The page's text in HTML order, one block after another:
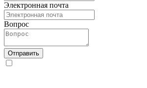
Электронная почта
Вопрос
Отправить